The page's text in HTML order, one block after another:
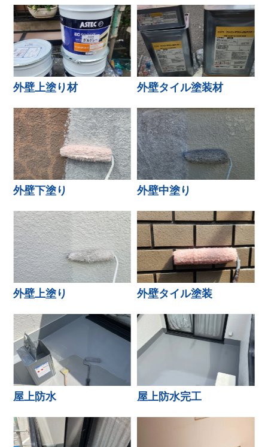
外壁上塗り材 外壁タイル塗装材
外壁下塗り 外壁中塗り
外壁上塗り 外壁タイル塗装
屋上防水 屋上防水完工